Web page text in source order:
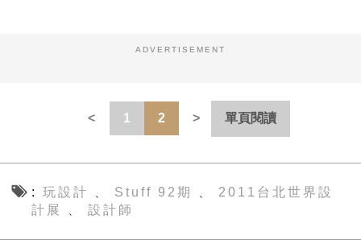
ADVERTISEMENT
1 2 單頁閱讀
玩設計 Stuff 92期
2011台北世界設
計展
、設計師